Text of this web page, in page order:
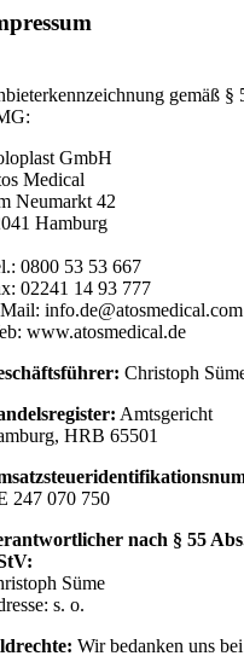
gemäß §
GmbH
Medical
Neumarkt 42
Hamburg
0800 53 53 667
02241 14 93 777
info.de@atosmedical.com
www.atosmedical.de
Christoph
Amtsgericht
HRB 65501
247 070 750
nach § 55
Süme
s. o.
Wir bedanken uns